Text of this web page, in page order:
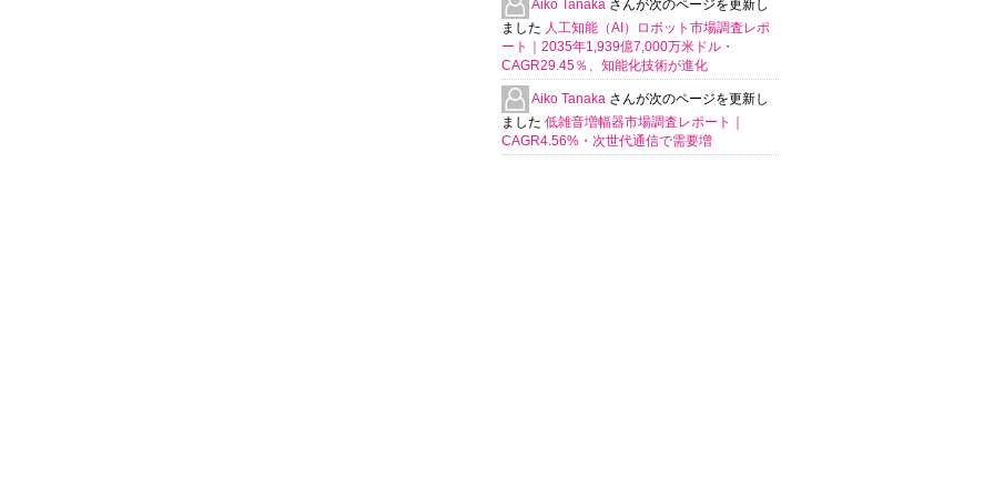
Aiko Tanaka さんが次のページを更新し
ました 人工知能（AI）ロボット市場調査レポ
ート｜2035年1,939億7,000万米ドル・
CAGR29.45％、知能化技術が進化
Aiko Tanaka さんが次のページを更新し
ました 低雑音増幅器市場調査レポート｜
CAGR4.56%・次世代通信で需要増